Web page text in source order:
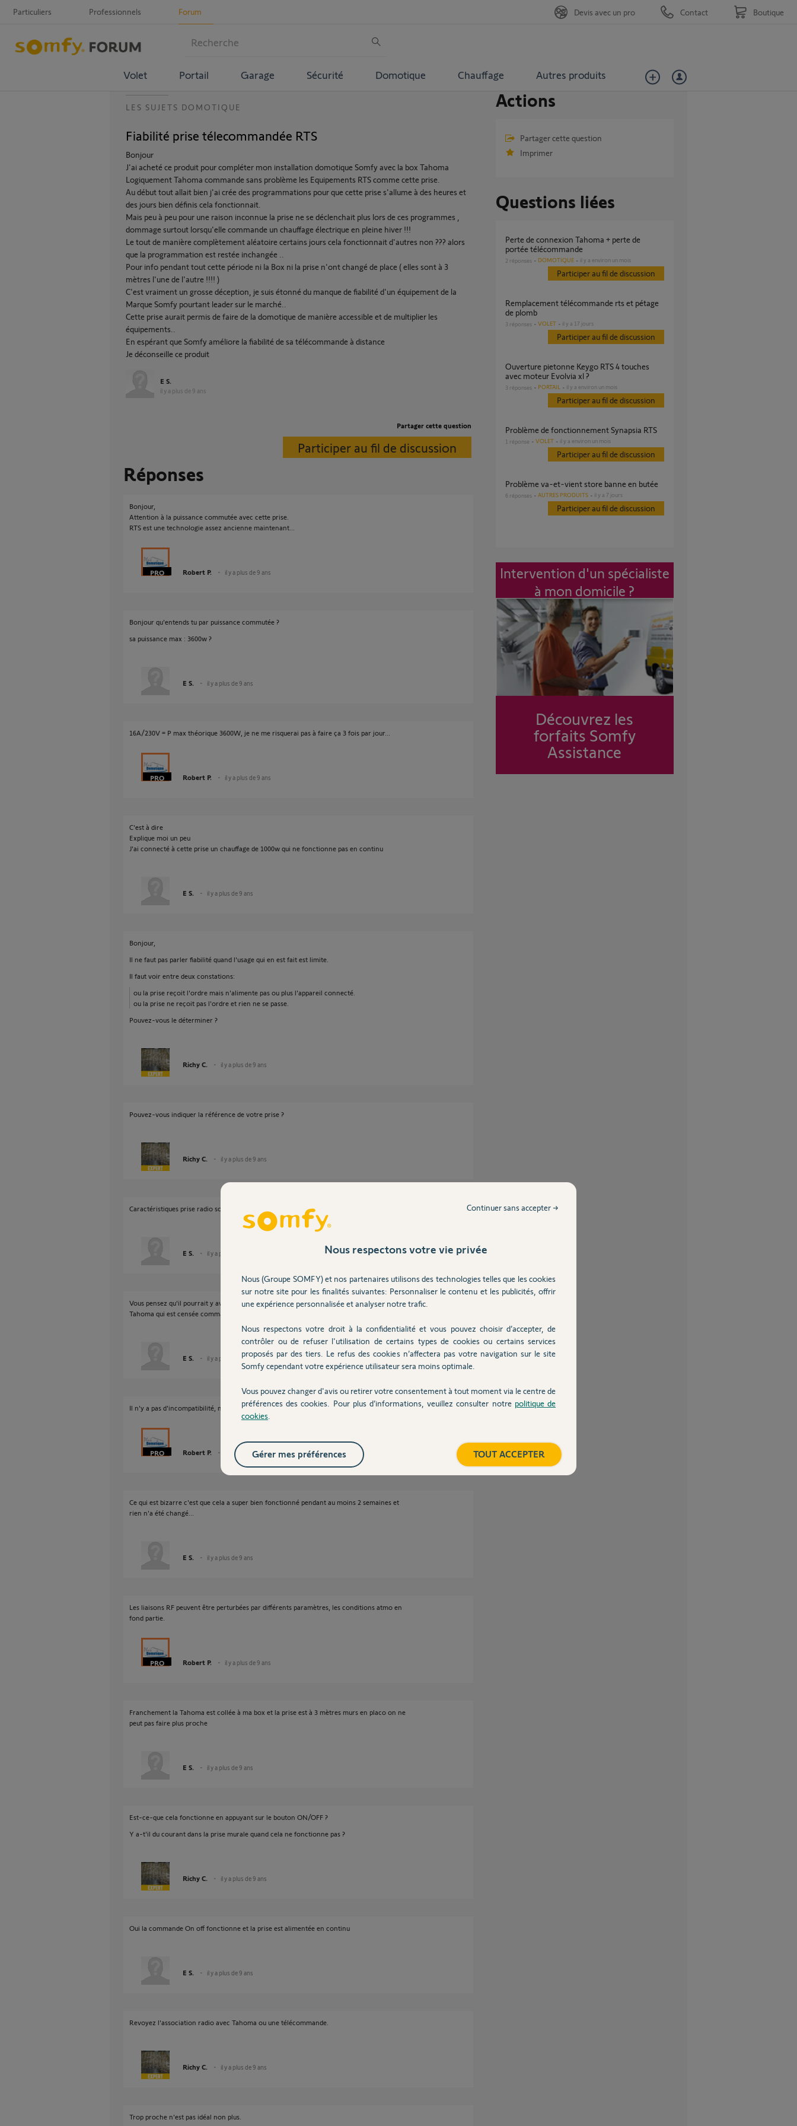
Particuliers Professionnels Forum
Volet Portail Garage Sécurité Domotique Chauffage Autres produits
Devis avec un pro Contact Boutique
LES SUJETS DOMOTIQUE
Fiabilité prise télecommandée RTS
Bonjour
J'ai acheté ce produit pour compléter mon installation domotique Somfy avec la box Tahoma
Logiquement Tahoma commande sans problème les Equipements RTS comme cette prise.
Au début tout allait bien j'ai crée des programmations pour que cette prise s'allume à des heures et
des jours bien définis cela fonctionnait.
Mais peu à peu pour une raison inconnue la prise ne se déclenchait plus lors de ces programmes ,
dommage surtout lorsqu'elle commande un chauffage électrique en pleine hiver !!!
Le tout de manière complètement aléatoire certains jours cela fonctionnait d'autres non ??? alors
que la programmation est restée inchangée ..
Pour info pendant tout cette période ni la Box ni la prise n'ont changé de place ( elles sont à 3
mètres l'une de l'autre !!!! )
C'est vraiment un grosse déception, je suis étonné du manque de fiabilité d'un équipement de la
Marque Somfy pourtant leader sur le marché..
Cette prise aurait permis de faire de la domotique de manière accessible et de multiplier les
équipements..
En espérant que Somfy améliore la fiabilité de sa télécommande à distance
Je déconseille ce produit
E S.
il y a plus de 9 ans
Partager cette question
Participer au fil de discussion
Réponses
Bonjour,
Attention à la puissance commutée avec cette prise.
RTS est une technologie assez ancienne maintenant...
Robert P. il y a plus de 9 ans
Bonjour qu'entends tu par puissance commutée ?
sa puissance max : 3600w ?
E S. il y a plus de 9 ans
16A/230V = P max théorique 3600W, je ne me risquerai pas à faire ça 3 fois par jour...
Robert P. il y a plus de 9 ans
C'est à dire
Explique moi un peu
J'ai connecté à cette prise un chauffage de 1000w qui ne fonctionne pas en continu
E S. il y a plus de 9 ans
Bonjour,
Il ne faut pas parler fiabilité quand l'usage qui en est fait est limite.
Il faut voir entre deux constations:
ou la prise reçoit l'ordre mais n'alimente pas ou plus l'appareil connecté.
ou la prise ne reçoit pas l'ordre et rien ne se passe.
Pouvez-vous le déterminer ?
Richy C. il y a plus de 9 ans
Pouvez-vous indiquer la référence de votre prise ?
Richy C. il y a plus de 9 ans
Caractéristiques prise radio somfy 2401363
E S. il y a plus de 9 ans
Vous pensez qu'il pourrait y avoir une incompatibilité entre ces prises RTS et la box
Tahoma qui est censée commander le RTS mais aussi le IO ?
E S. il y a plus de 9 ans
Il n'y a pas d'incompatibilité, mais peut être des problèmes de transmission RF.
Robert P. il y a plus de 9 ans
Ce qui est bizarre c'est que cela a super bien fonctionné pendant au moins 2 semaines et
rien n'a été changé...
E S. il y a plus de 9 ans
Les liaisons RF peuvent être perturbées par différents paramètres, les conditions atmo en
fond partie.
Robert P. il y a plus de 9 ans
Franchement la Tahoma est collée à ma box et la prise est à 3 mètres murs en placo on ne
peut pas faire plus proche
E S. il y a plus de 9 ans
Est-ce-que cela fonctionne en appuyant sur le bouton ON/OFF ?
Y a-t'il du courant dans la prise murale quand cela ne fonctionne pas ?
Richy C. il y a plus de 9 ans
Oui la commande On off fonctionne et la prise est alimentée en continu
E S. il y a plus de 9 ans
Revoyez l'association radio avec Tahoma ou une télécommande.
Richy C. il y a plus de 9 ans
Trop proche n'est pas idéal non plus.
Actions
Partager cette question
Imprimer
Questions liées
perte de connexion Tahoma + perte de
portée télécommande
2 réponses DOMOTIQUE il y a environ un mois
Participer au fil de discussion
Remplacement télécommande rts et pétage
de plomb
3 réponses VOLET il y a 17 jours
Participer au fil de discussion
Ouverture pietonne Keygo RTS 4 touches
avec moteur Evolvia xl ?
3 réponses PORTAIL il y a environ un mois
Participer au fil de discussion
Problème de fonctionnement Synapsia RTS
1 réponse VOLET il y a environ un mois
Participer au fil de discussion
Problème va-et-vient store banne en butée
6 réponses AUTRES PRODUITS il y a 7 jours
Participer au fil de discussion
Intervention d'un spécialiste
à mon domicile ?
Découvrez les
forfaits Somfy
Assistance
Nous respectons votre vie privée
Nous (Groupe SOMFY) et nos partenaires utilisons des technologies telles que les cookies
sur notre site pour les finalités suivantes: Personnaliser le contenu et les publicités, offrir
une expérience personnalisée et analyser notre trafic.
Nous respectons votre droit à la confidentialité et vous pouvez choisir d’accepter, de
contrôler ou de refuser l'utilisation de certains types de cookies ou certains services
proposés par des tiers. Le refus des cookies n’affectera pas votre navigation sur le site
Somfy cependant votre expérience utilisateur sera moins optimale.
Vous pouvez changer d'avis ou retirer votre consentement à tout moment via le centre de
préférences des cookies. Pour plus d’informations, veuillez consulter notre politique de
cookies
Continuer sans accepter →
TOUT ACCEPTER
Gérer mes préférences